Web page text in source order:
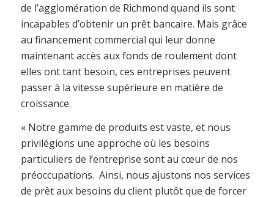
de l’agglomération de Richmond quand ils sont
incapables d’obtenir un prêt bancaire. Mais grâce
au financement commercial qui leur donne
maintenant accès aux fonds de roulement dont
elles ont tant besoin, ces entreprises peuvent
passer à la vitesse supérieure en matière de
croissance.
« Notre gamme de produits est vaste, et nous
privilégions une approche où les besoins
particuliers de l’entreprise sont au cœur de nos
préoccupations. Ainsi, nous ajustons nos services
de prêt aux besoins du client plutôt que de forcer